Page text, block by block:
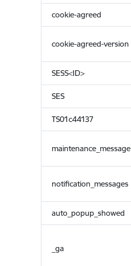
cookie-agreed
cookie-agreed-version
SESS<ID>
SES
TS01c44137
maintenance_message
notification_messages
auto_popup_showed
_ga